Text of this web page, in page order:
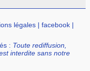
légales |facebook |
: Toute rediffusion,
interdite sans notre